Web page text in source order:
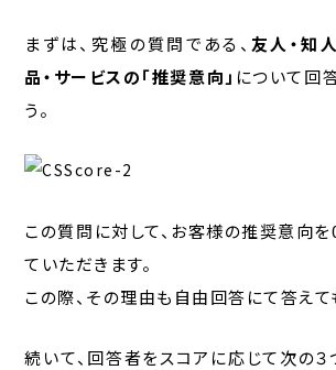
まずは、究極の質問である、 友人・知
品・サービスの「推奨意向」 について回
う。
この質問に対して、お客様の推奨意向
ていただきます。
この際、その理由も自由回答にて答えて
続いて、回答者をスコアに応じて次の